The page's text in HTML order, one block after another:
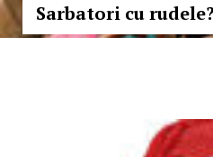
Sarbatori cu